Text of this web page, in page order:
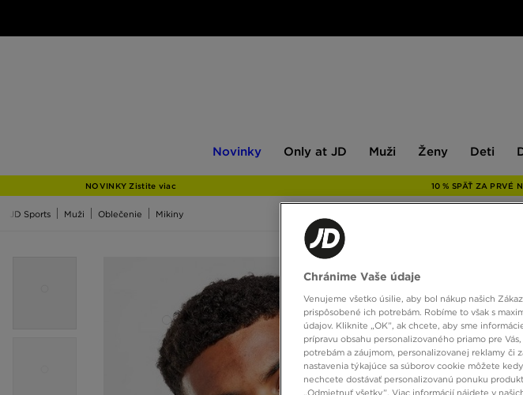
Novinky
JD
Only at JD Muži Ženy Deti
NOVINKY Zistite viac 10 % SPÄŤ ZA PRVÉ
JD Sports Muži Oblečenie Mikiny
Chránime Vaše údaje
Venujeme všetko úsilie, aby bol nákup našich
prispôsobené ich potrebám. Robíme to však s
údajov. Kliknite „OK”, ak chcete, aby sme
prípravu obsahu personalizovaného priamo pre
potrebám a záujmom, personalizovanej reklamy či
nastavenia týkajúce sa súborov cookie môžete
nechcete dostávať personalizovanú ponuku